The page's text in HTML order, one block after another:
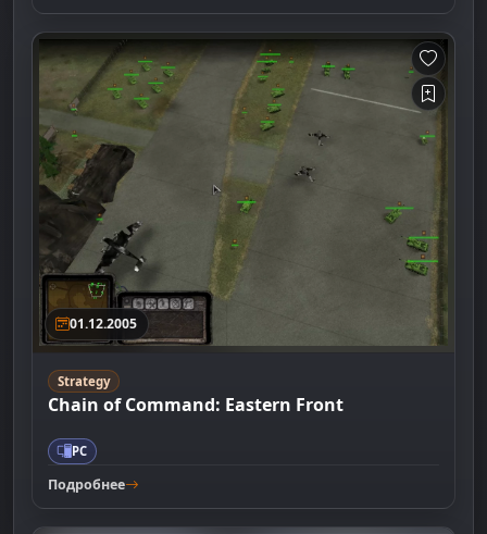
01.12.2005
Strategy
Chain of Command: Eastern Front
PC
Подробнее